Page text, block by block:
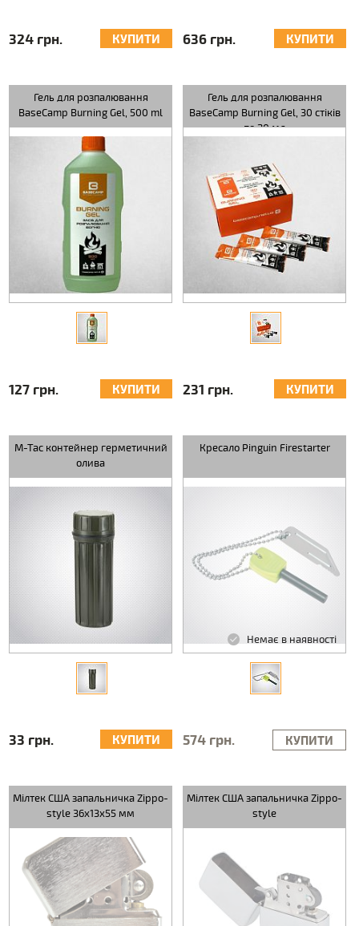
324 грн. КУПИТИ 636 грн. КУПИТИ
Гель для розпалювання
BaseCamp Burning Gel, 500 ml
127 грн. КУПИТИ
Гель для розпалювання
BaseCamp Burning Gel, 30 стіків
по 20 мл
231 грн. КУПИТИ
M-Tac контейнер герметичний
олива
33 грн. КУПИТИ
Кресало Pinguin Firestarter
Немає в наявності
574 грн. КУПИТИ
Мілтек США запальничка Zippo-
style 36x13x55 мм
Мілтек США запальничка Zippo-
style